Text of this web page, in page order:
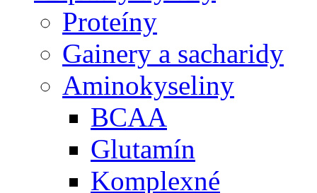
Proteíny
Gainery a sacharidy
Aminokyseliny
BCAA
Glutamín
Komplexné